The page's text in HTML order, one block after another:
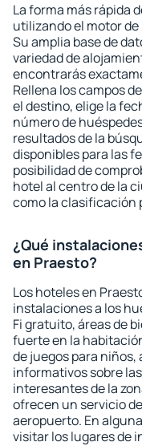
La forma más rápida
utilizando el motor
Su amplia base de
variedad de
encontrarás
Rellena los campos
el destino, elige la
número de
resultados de la
disponibles para las
posibilidad de
hotel al centro de la
como la clasificación
¿Qué
en Praesto?
Los hoteles en
instalaciones a los
Fi gratuito, áreas de
fuerte en la
de juegos para
informativos sobre
interesantes de la
ofrecen un servicio
aeropuerto. En
visitar los lugares de